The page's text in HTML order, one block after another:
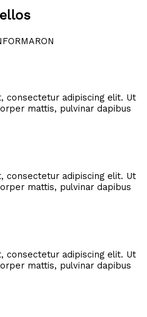
consectetur adipiscing elit. Ut
mattis, pulvinar dapibus
consectetur adipiscing elit. Ut
mattis, pulvinar dapibus
consectetur adipiscing elit. Ut
mattis, pulvinar dapibus